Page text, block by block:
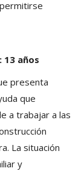
13 años
presenta
que
a trabajar a las
La situación
y